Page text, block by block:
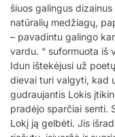
šiuos galingus
natūralių medžiagų,
– pavadintu galingo
vardu. “ suformuota iš
Idun ištekėjusi už
dievai turi valgyti, kad
gudraujantis Lokis
pradėjo sparčiai senti.
Lokį ją gelbėti. Jis